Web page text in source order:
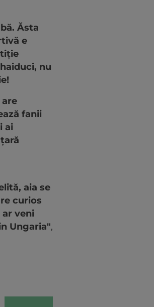
Ăsta
e
nu
fanii
ai
aia se
curios
ar veni
Ungaria",